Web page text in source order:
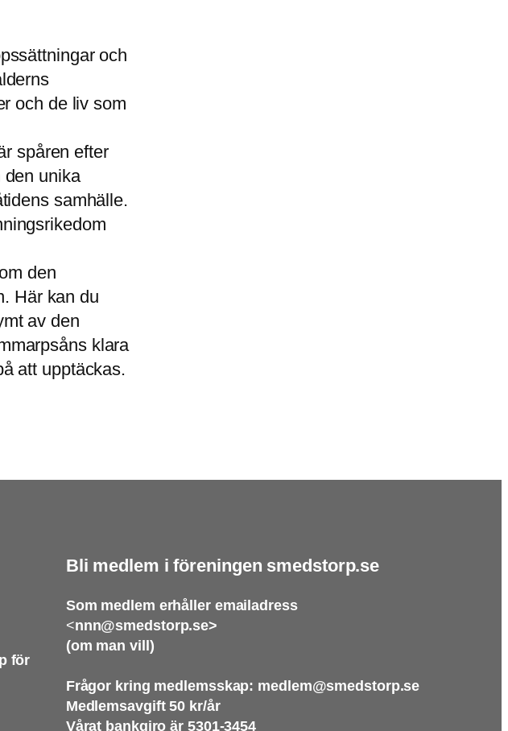
och
och de liv som
spåren efter
den unika
samhälle.
den
Här kan du
av den
klara
att upptäckas.
för
Bli medlem i föreningen smedstorp.se
Som medlem erhåller emailadress
<nnn@smedstorp.se>
(om man vill)
Frågor kring medlemsskap: medlem@smedstorp.se
Medlemsavgift 50 kr/år
Vårat bankgiro är 5301-3454